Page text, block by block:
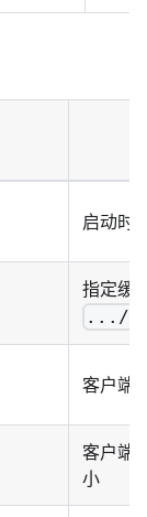
启动时
指定缓
.../
客户端
客户端
小